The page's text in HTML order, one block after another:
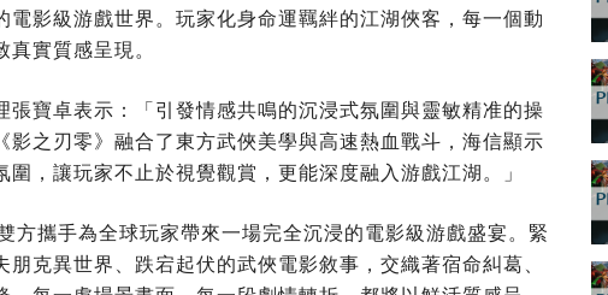
影級游戲世界。玩家化身命運羈絆的江湖俠客，每一個動
實質感呈現。
寶卓表示：「引發情感共鳴的沉浸式氛圍與靈敏精准的操
之刃零》融合了東方武俠美學與高速熱血戰斗，海信顯示
，讓玩家不止於視覺觀賞，更能深度融入游戲江湖。」
攜手為全球玩家帶來一場完全沉浸的電影級游戲盛宴。緊
克異世界、跌宕起伏的武俠電影敘事，交織著宿命糾葛、